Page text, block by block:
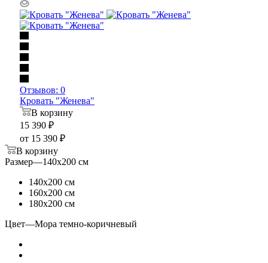
Отзывов: 0
Кровать "Женева"
В корзину
15 390 ₽
от 15 390 ₽
В корзину
Размер—140х200 см
140х200 см
160х200 см
180х200 см
Цвет—Мора темно-коричневый